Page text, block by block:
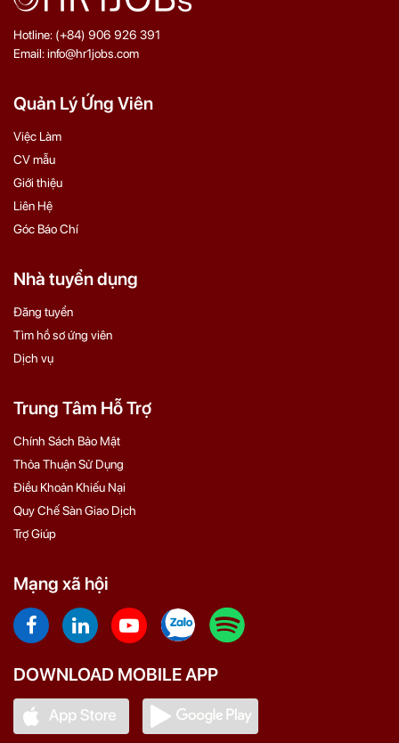
Hotline: (+84) 906 926 391
Email: info@hr1jobs.com
Quản Lý Ứng Viên
Việc Làm
CV mẫu
Giới thiệu
Liên Hệ
Góc Báo Chí
Nhà tuyển dụng
Đăng tuyển
Tìm hồ sơ ứng viên
Dịch vụ
Trung Tâm Hỗ Trợ
Chính Sách Bảo Mật
Thỏa Thuận Sử Dụng
Điều Khoản Khiếu Nại
Quy Chế Sàn Giao Dịch
Trợ Giúp
Mạng xã hội
DOWNLOAD MOBILE APP